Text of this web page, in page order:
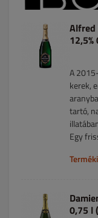
Alfred
A
kerek,
tartó,
Egy
0,75 l